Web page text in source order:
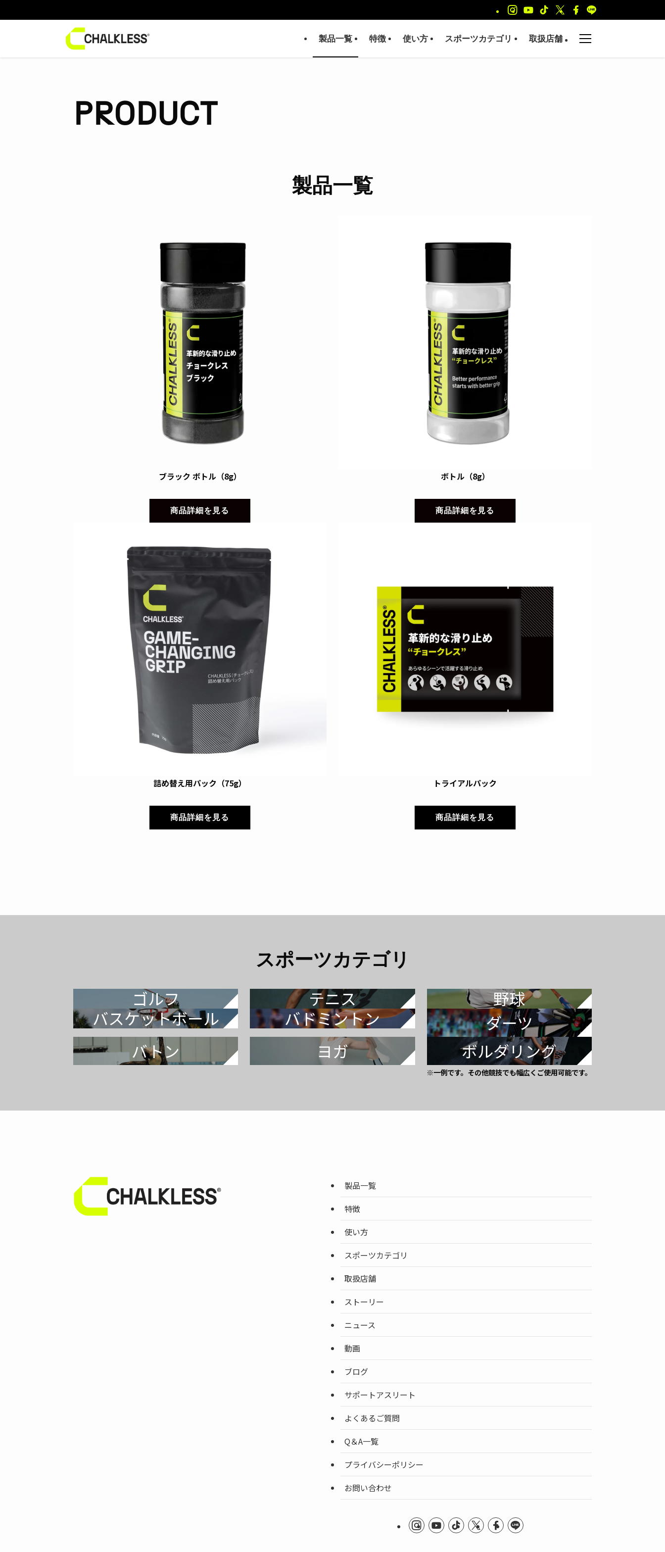
製品一覧 特徴 使い方 スポーツカテゴリ 取扱店舗
PRODUCT
製品一覧
ブラック ボトル（8g）
商品詳細を見る
ボトル（8g）
商品詳細を見る
詰め替え用パック（75g）
商品詳細を見る
トライアルパック
商品詳細を見る
スポーツカテゴリ
ゴルフ
テニス
野球
バスケットボール
バドミントン
ダーツ
バトン
ヨガ ボルダリング
※一例です。その他競技でも幅広くご使用可能です。
製品一覧
特徴
使い方
スポーツカテゴリ
取扱店舗
ストーリー
ニュース
動画
ブログ
サポートアスリート
よくあるご質問
Q＆A一覧
プライバシーポリシー
お問い合わせ